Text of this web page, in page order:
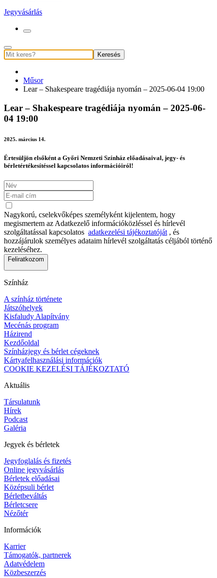
Jegyvásárlás
Keresés
Műsor
Lear – Shakespeare tragédiája nyomán – 2025-06-04 19:00
Lear – Shakespeare tragédiája nyomán – 2025-06-
04 19:00
2025. március 14.
Értesüljön elsőként a Győri Nemzeti Színház előadásaival, jegy- és
bérletértékesítéssel kapcsolatos információiról!
Nagykorú, cselekvőképes személyként kijelentem, hogy
megismertem az Adatkezelő információközléssel és hírlevél
szolgáltatással kapcsolatos adatkezelési tájékoztatóját , és
hozzájárulok személyes adataim hírlevél szolgáltatás céljából történő
kezeléséhez.
Feliratkozom
Színház
A színház története
Játszóhelyek
Kisfaludy Alapítvány
Mecénás program
Házirend
Kezdőoldal
Színházjegy és bérlet cégeknek
Kártyafelhasználási információk
COOKIE KEZELÉSI TÁJÉKOZTATÓ
Aktuális
Társulatunk
Hírek
Podcast
Galéria
Jegyek és bérletek
Jegyfoglalás és fizetés
Online jegyvásárlás
Bérletek előadásai
Középsuli bérlet
Bérletbeváltás
Bérletcsere
Nézőtér
Információk
Karrier
Támogatók, partnerek
Adatvédelem
Közbeszerzés